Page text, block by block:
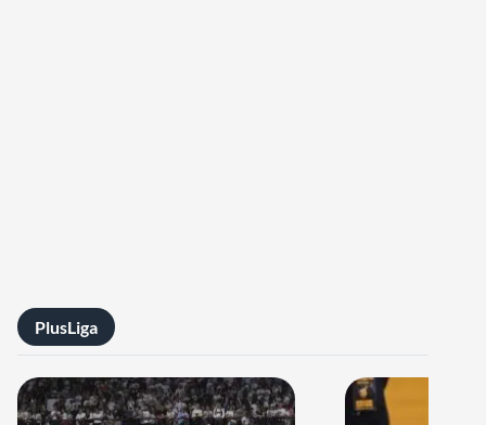
PlusLiga